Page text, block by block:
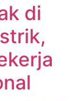
di